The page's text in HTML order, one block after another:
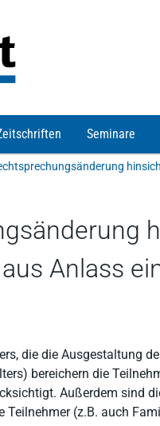
Seminare
Anlass
die die Ausgestaltung
bereichern die
Außerdem sind
Teilnehmer (z.B. auch